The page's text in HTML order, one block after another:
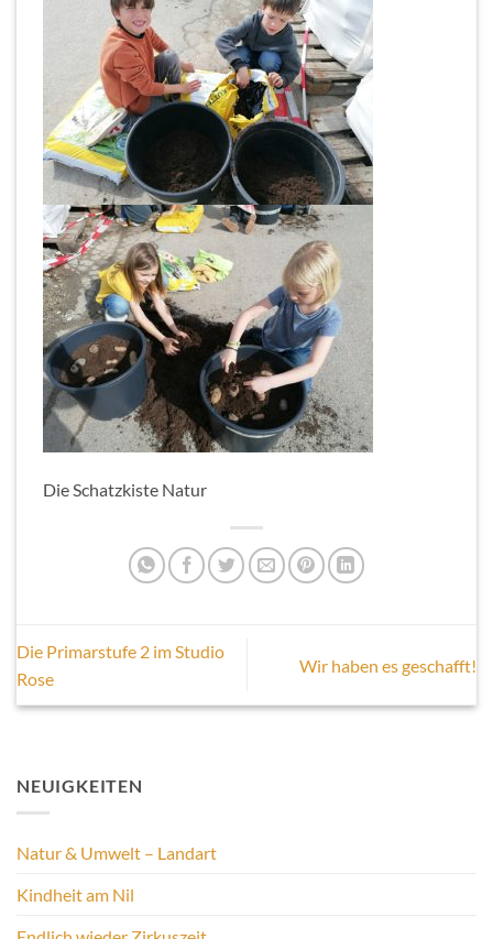
Die Schatzkiste Natur
Die Primarstufe 2 im Studio
Rose
Wir haben es geschafft!
NEUIGKEITEN
Natur & Umwelt – Landart
Kindheit am Nil